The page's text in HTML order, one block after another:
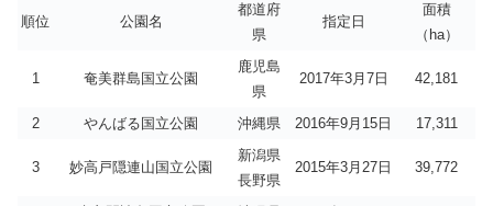
順位 公園名
都道府
県
指定日
面積
（ha）
1 奄美群島国立公園
鹿児島
県
2017年3月7日 42,181
2 やんばる国立公園 沖縄県 2016年9月15日 17,311
3 妙高戸隠連山国立公園
新潟県
長野県
2015年3月27日 39,772